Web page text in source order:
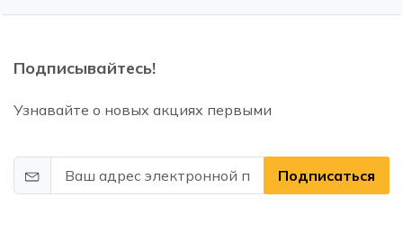
Подписывайтесь!
Узнавайте о новых акциях первыми
Подписаться